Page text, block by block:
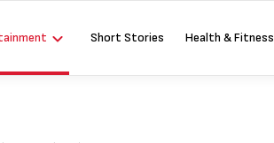
Short Stories Health & Fitness